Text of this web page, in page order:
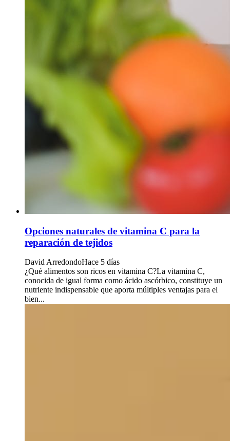
Opciones naturales de vitamina C para la
reparación de tejidos
David ArredondoHace 5 días
¿Qué alimentos son ricos en vitamina C?La vitamina C,
conocida de igual forma como ácido ascórbico, constituye un
nutriente indispensable que aporta múltiples ventajas para el
bien...